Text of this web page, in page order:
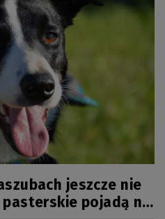
jeszcze nie
pasterskie pojadą na